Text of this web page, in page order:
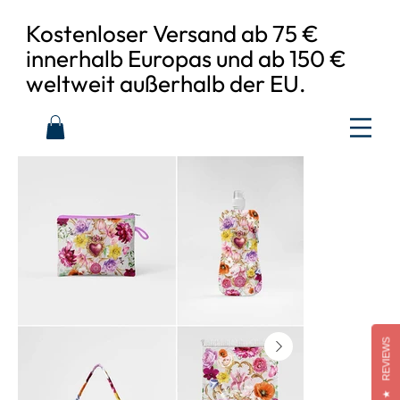
Kostenloser Versand ab 75 €
innerhalb Europas und ab 150 €
weltweit außerhalb der EU.
★
REVIEWS